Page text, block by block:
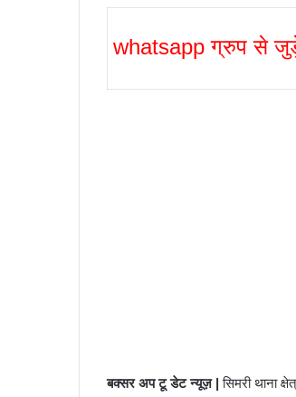
whatsapp ग्रुप से
बक्सर अप टू डेट न्यूज़ | सिमरी थाना